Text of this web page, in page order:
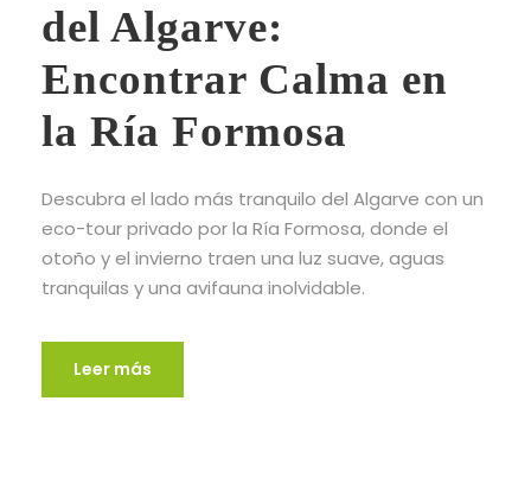
del Algarve:
Encontrar Calma en
la Ría Formosa
Descubra el lado más tranquilo del Algarve con un
eco-tour privado por la Ría Formosa, donde el
otoño y el invierno traen una luz suave, aguas
tranquilas y una avifauna inolvidable.
Leer más